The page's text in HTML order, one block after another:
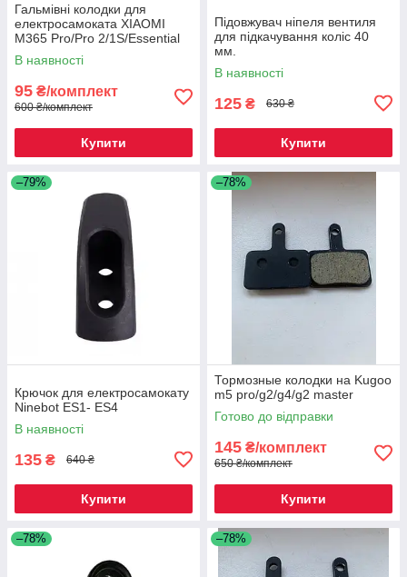
Гальмівні колодки для
електросамоката XIAOMI
M365 Pro/Pro 2/1S/Essential
В наявності
95 ₴/комплект
600 ₴/комплект
Купити
Підовжувач ніпеля вентиля
для підкачування коліс 40
мм.
В наявності
125 ₴ 630 ₴
Купити
–79%
Крючок для електросамокату
Ninebot ES1- ES4
В наявності
135 ₴ 640 ₴
Купити
–78%
Тормозные колодки на Kugoo
m5 pro/g2/g4/g2 master
Готово до відправки
145 ₴/комплект
650 ₴/комплект
Купити
–78% –78%